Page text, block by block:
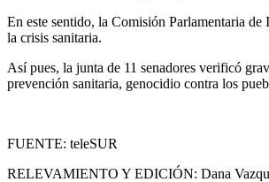
En este sentido, la Comisión Parlamentaria
la crisis sanitaria.
Así pues, la junta de 11 senadores verificó
prevención sanitaria, genocidio contra los
FUENTE: teleSUR
RELEVAMIENTO Y EDICIÓN: Dana